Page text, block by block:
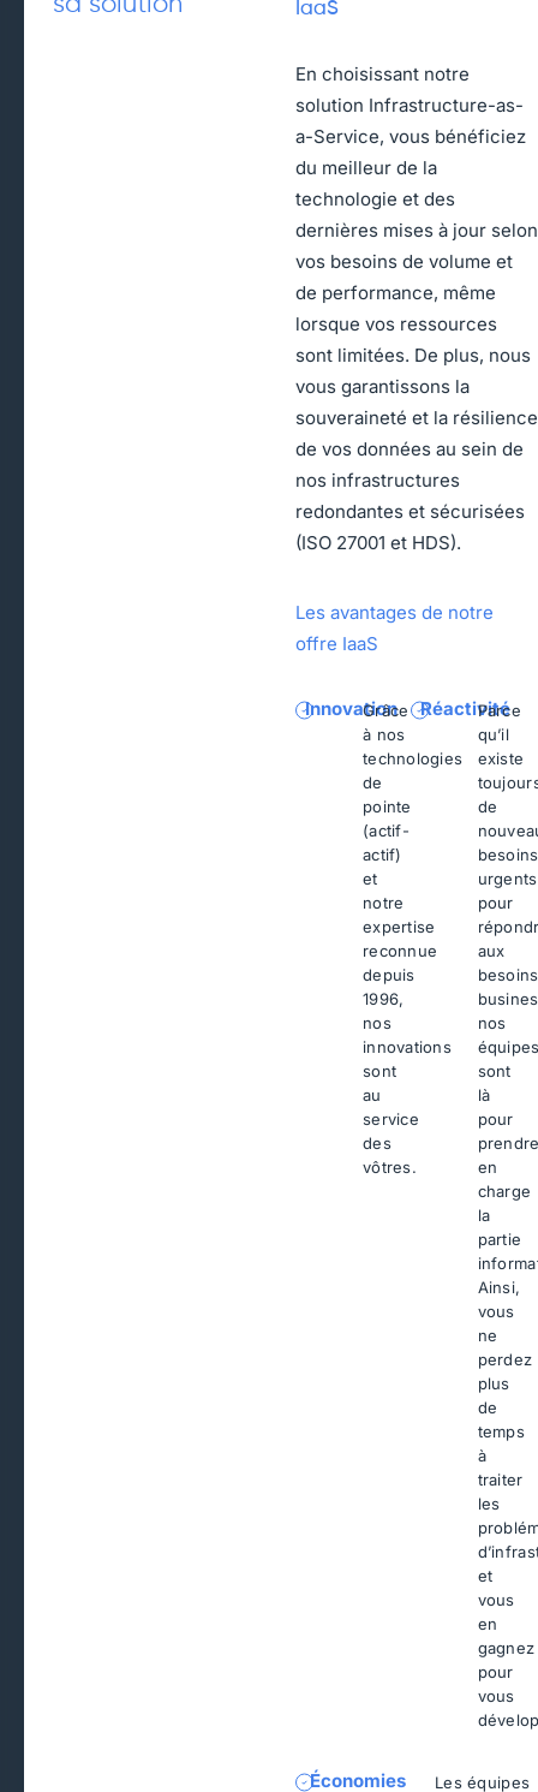
IaaS
En choisissant notre
solution Infrastructure-as-
a-Service, vous bénéficiez
du meilleur de la
technologie et des
dernières mises à jour selon
vos besoins de volume et
de performance, même
lorsque vos ressources
sont limitées. De plus, nous
vous garantissons la
souveraineté et la résilience
de vos données au sein de
nos infrastructures
redondantes et sécurisées
(ISO 27001 et HDS).
Les avantages de notre
offre IaaS
Innovation
Grâce
à nos
technologies
de
pointe
(actif-
actif)
et
notre
expertise
reconnue
depuis
1996,
nos
innovations
sont
au
service
des
vôtres.
Réactivité
Parce
qu’il
existe
de
besoins
urgents
pour
aux
besoins
nos
sont
là
pour
en
charge
la
partie
Ainsi,
vous
ne
perdez
plus
de
temps
à
traiter
les
et
vous
en
gagnez
pour
vous
Économies
Les équipes